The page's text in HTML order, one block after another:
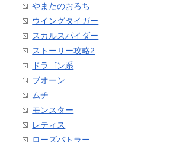
やまたのおろち
ウイングタイガー
スカルスパイダー
ストーリー攻略2
ドラゴン系
ブオーン
ムチ
モンスター
レティス
ローズバトラー